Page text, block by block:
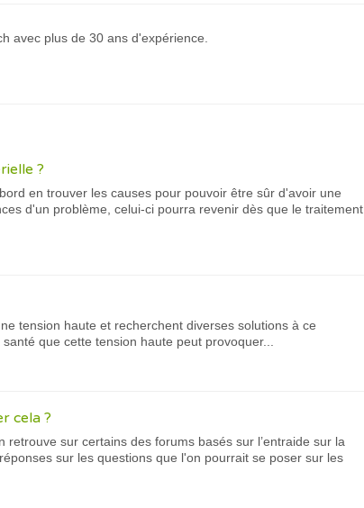
avec plus de 30 ans d'expérience.
?
en trouver les causes pour pouvoir être sûr d'avoir une
d'un problème, celui-ci pourra revenir dès que le traitement
tension haute et recherchent diverses solutions à ce
que cette tension haute peut provoquer...
cela ?
retrouve sur certains des forums basés sur l’entraide sur la
sur les questions que l'on pourrait se poser sur les